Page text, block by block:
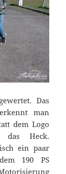
Das
man
dem Logo
das Heck.
ein paar
190 PS